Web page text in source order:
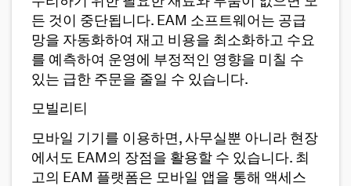
든 것이 중단됩니다. EAM 소프트웨어는 공급
망을 자동화하여 재고 비용을 최소화하고 수요
를 예측하여 운영에 부정적인 영향을 미칠 수
있는 급한 주문을 줄일 수 있습니다.
모빌리티
모바일 기기를 이용하면, 사무실뿐 아니라 현장
에서도 EAM의 장점을 활용할 수 있습니다. 최
고의 EAM 플랫폼은 모바일 앱을 통해 액세스